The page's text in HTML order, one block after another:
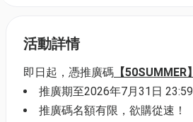
活動詳情
即日起，憑推廣碼 【50SUMMER】
推廣期至2026年7月31日 23:59
推廣碼名額有限，欲購從速！